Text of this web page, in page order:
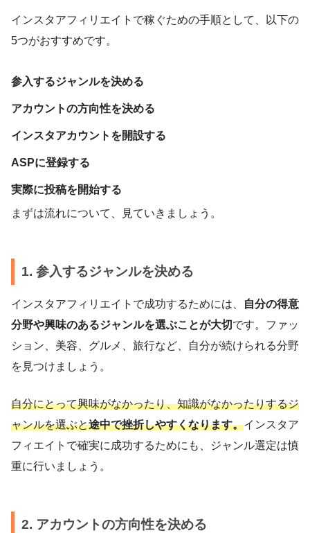
インスタアフィリエイトで稼ぐための手順として、以下の
5つがおすすめです。
参入するジャンルを決める
アカウントの方向性を決める
インスタアカウントを開設する
ASPに登録する
実際に投稿を開始する
まずは流れについて、見ていきましょう。
1. 参入するジャンルを決める
インスタアフィリエイトで成功するためには、
自分の得意
分野や興味のあるジャンルを選ぶことが大切 です。ファッ
ション、美容、グルメ、旅行など、自分が続けられる分野
を見つけましょう。
自分にとって興味がなかったり、知識がなかったりするジ
ャンルを選ぶと途中で挫折しやすくなります。インスタア
フィエイトで確実に成功するためにも、ジャンル選定は慎
重に行いましょう。
2. アカウントの方向性を決める